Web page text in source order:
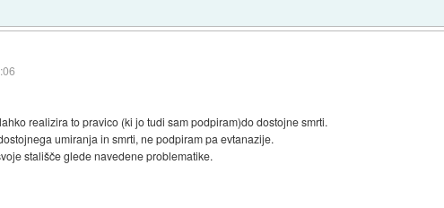
realizira to pravico (ki jo tudi sam podpiram)do dostojne smrti.
umiranja in smrti, ne podpiram pa evtanazije.
stališče glede navedene problematike.